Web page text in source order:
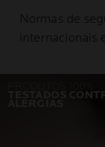
Normas de
internacionais
TESTADOS